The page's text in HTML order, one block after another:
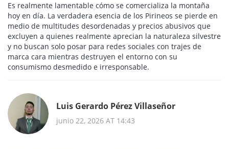
Es realmente lamentable cómo se comercializa la montaña
hoy en día. La verdadera esencia de los Pirineos se pierde en
medio de multitudes desordenadas y precios abusivos que
excluyen a quienes realmente aprecian la naturaleza silvestre
y no buscan solo posar para redes sociales con trajes de
marca cara mientras destruyen el entorno con su
consumismo desmedido e irresponsable.
Luis Gerardo Pérez Villaseñor
junio 22, 2026 AT 14:43